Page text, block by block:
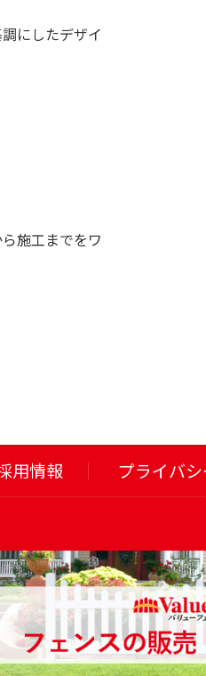
にしたデザイ
施工までをワ
用情報 プライバ